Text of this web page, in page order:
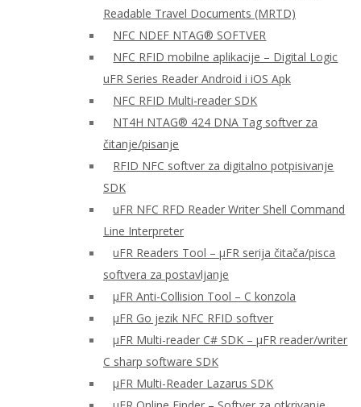
Readable Travel Documents (MRTD)
NFC NDEF NTAG® SOFTVER
NFC RFID mobilne aplikacije – Digital Logic
uFR Series Reader Android i iOS Apk
NFC RFID Multi-reader SDK
NT4H NTAG® 424 DNA Tag softver za
čitanje/pisanje
RFID NFC softver za digitalno potpisivanje
SDK
uFR NFC RFD Reader Writer Shell Command
Line Interpreter
uFR Readers Tool – μFR serija čitača/pisca
softvera za postavljanje
μFR Anti-Collision Tool – C konzola
μFR Go jezik NFC RFID softver
μFR Multi-reader C# SDK – μFR reader/writer
C sharp software SDK
μFR Multi-Reader Lazarus SDK